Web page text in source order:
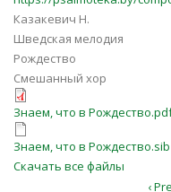
Казакевич Н.
Шведская мелодия
Рождество
Смешанный хор
Знаем, что в
Знаем, что в
Знаем, что в
Знаем, что в Рождество.sib
Скачать все файлы
‹